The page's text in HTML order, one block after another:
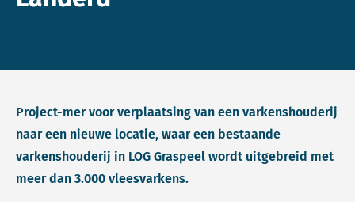
Project-mer voor verplaatsing van een varkenshouderij
naar een nieuwe locatie, waar een bestaande
varkenshouderij in LOG Graspeel wordt uitgebreid met
meer dan 3.000 vleesvarkens.